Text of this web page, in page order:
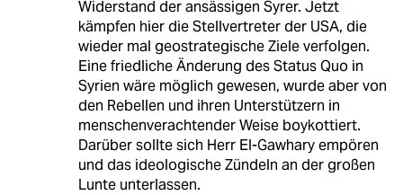
Widerstand der ansässigen Syrer. Jetzt
kämpfen hier die Stellvertreter der USA, die
wieder mal geostrategische Ziele verfolgen.
Eine friedliche Änderung des Status Quo in
Syrien wäre möglich gewesen, wurde aber von
den Rebellen und ihren Unterstützern in
menschenverachtender Weise boykottiert.
Darüber sollte sich Herr El-Gawhary empören
und das ideologische Zündeln an der großen
Lunte unterlassen.